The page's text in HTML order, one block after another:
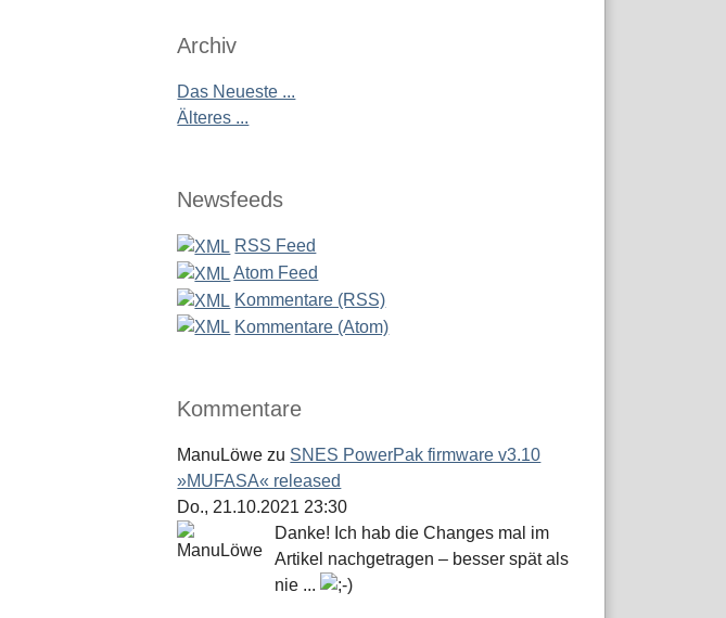
Archiv
Das Neueste ...
Älteres ...
Newsfeeds
RSS Feed
Atom Feed
Kommentare (RSS)
Kommentare (Atom)
Kommentare
ManuLöwe zu SNES PowerPak firmware v3.10
»MUFASA« released
Do., 21.10.2021 23:30
Danke! Ich hab die Changes mal im
Artikel nachgetragen – besser spät als
nie ...